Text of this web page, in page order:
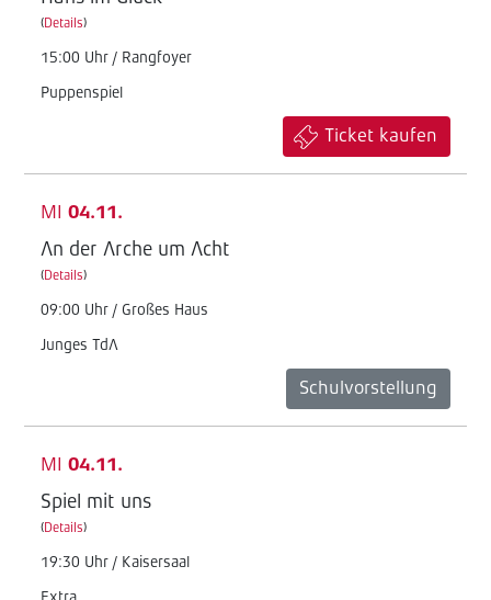
(Details)
15:00 Uhr / Rangfoyer
Puppenspiel
Ticket kaufen
MI 04.11.
An der Arche um Acht
(Details)
09:00 Uhr / Großes Haus
Junges TdA
Schulvorstellung
MI 04.11.
Spiel mit uns
(Details)
19:30 Uhr / Kaisersaal